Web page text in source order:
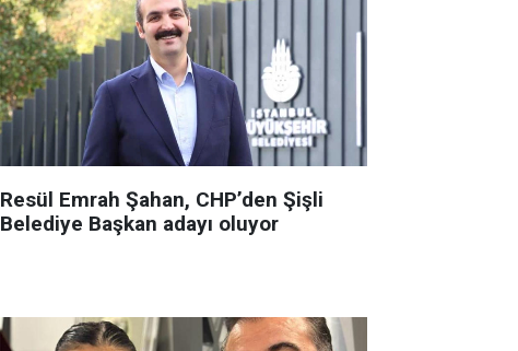
Resül Emrah Şahan, CHP’den Şişli
Belediye Başkan adayı oluyor